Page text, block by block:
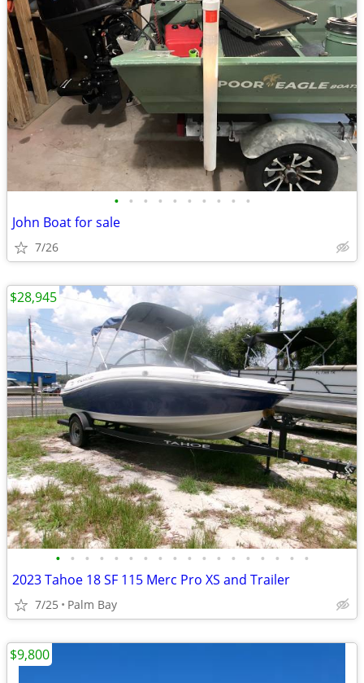
• • • • • • • • • •
John Boat for sale
7/26
• • • • • • • • • • • • • • • • • •
2023 Tahoe 18 SF 115 Merc Pro XS and Trailer
7/25 Palm Bay
$28,945
$9,800